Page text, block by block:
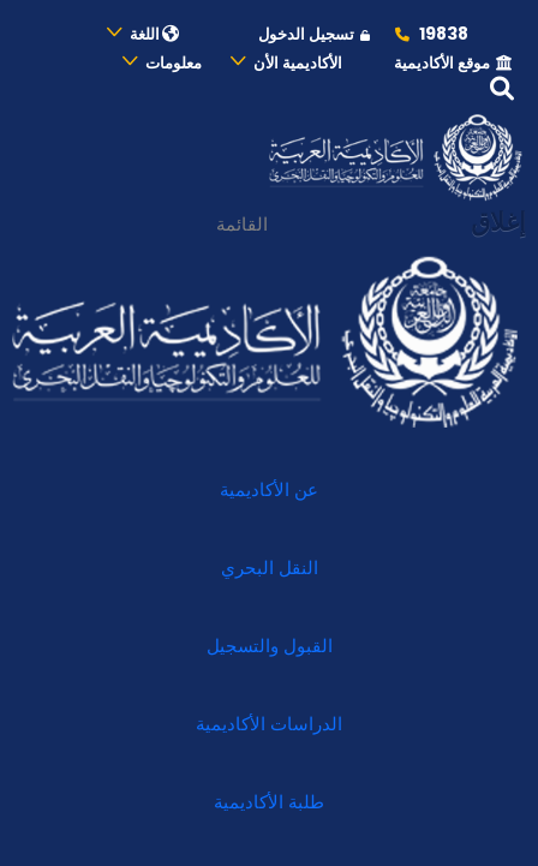
19838 تسجيل الدخول
اللغة
موقع الأكاديمية
الأكاديمية الأن معلومات
إغلاق القائمة
عن الأكاديمية
النقل البحري
القبول والتسجيل
الدراسات الأكاديمية
طلبة الأكاديمية